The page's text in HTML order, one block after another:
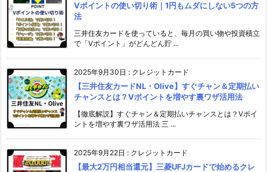
Vポイントの使い切り術｜1円もムダにしない5つの方
法
三井住友カードを使っていると、毎月の買い物や投資積立
で「Vポイント」がどんどん貯 ...
2025年9月30日 : クレジットカード
【三井住友カードNL・Olive】すぐチャン＆定期払い
チャンスとは？Vポイントを増やす裏ワザ活用法
【徹底解説】すぐチャン＆定期払いチャンスとは？Vポイ
ントを増やす裏ワザ活用法 三 ...
2025年9月22日 : クレジットカード
【最大2万円相当還元】三菱UFJカードで始めるクレ